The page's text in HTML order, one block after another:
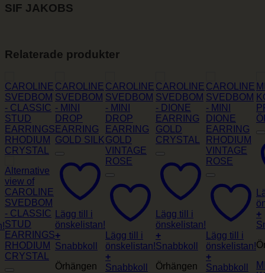
SIF JAKOBS
Relaterade produkter
Lägg till i
önskelistan!
+
Snabbkoll
Örhängen
Lägg till i
önskelistan!
+
Snabbkoll
Lägg till i
önskelistan!
+
Snabbkoll
Örhängen
Lägg till i
önskelistan!
+
Snabbkoll
+